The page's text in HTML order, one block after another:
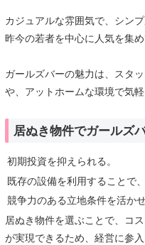
カジュアルな雰囲気で、シン
昨今の若者を中心に人気を集め
ガールズバーの魅力は、スタ
や、アットホームな環境で気軽
居ぬき物件でガールズ
初期投資を抑えられる。
既存の設備を利用することで
競争力のある立地条件を活かせ
居ぬき物件を選ぶことで、コ
が実現できるため、経営に参